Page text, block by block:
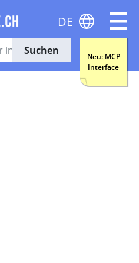
Suchen
Neu: MCP
Interface
DE